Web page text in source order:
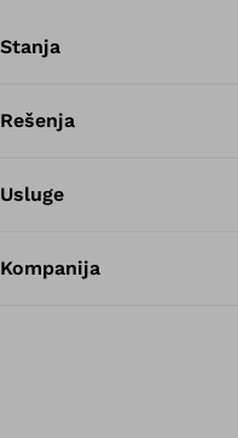
Stanja
Rešenja
Usluge
Kompanija